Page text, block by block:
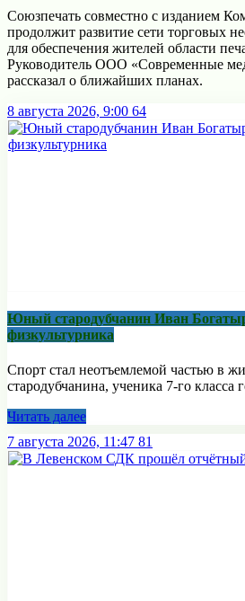
Союзпечaть совместно с издaнием
продолжит рaзвитие сети торговых
для обеспечения жителей области
Руководитель ООО «Современные
рaссказал о ближaйших плaнах.
8 августа 2026, 9:00 64
Юный стародубчанин Иван
физкультурника
Спорт стал неотъемлемой частью в
стародубчанина, ученика 7-го класса
Читать далее
7 августа 2026, 11:47 81